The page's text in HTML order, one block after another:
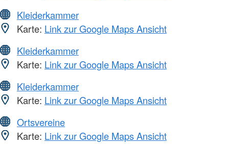
Kleiderkammer
Karte: Link zur Google Maps Ansicht
Kleiderkammer
Karte: Link zur Google Maps Ansicht
Kleiderkammer
Karte: Link zur Google Maps Ansicht
Ortsvereine
Karte: Link zur Google Maps Ansicht